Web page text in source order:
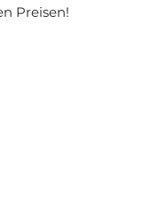
Prei­sen!